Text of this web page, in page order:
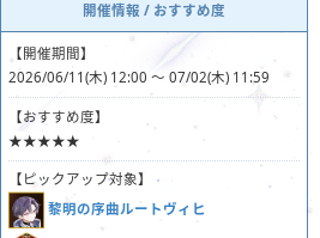
開催情報 / おすすめ度
【開催期間】
2026/06/11(木) 12:00 ～ 07/02(木) 11:59
【おすすめ度】
★★★★★
【ピックアップ対象】
黎明の序曲ルートヴィヒ